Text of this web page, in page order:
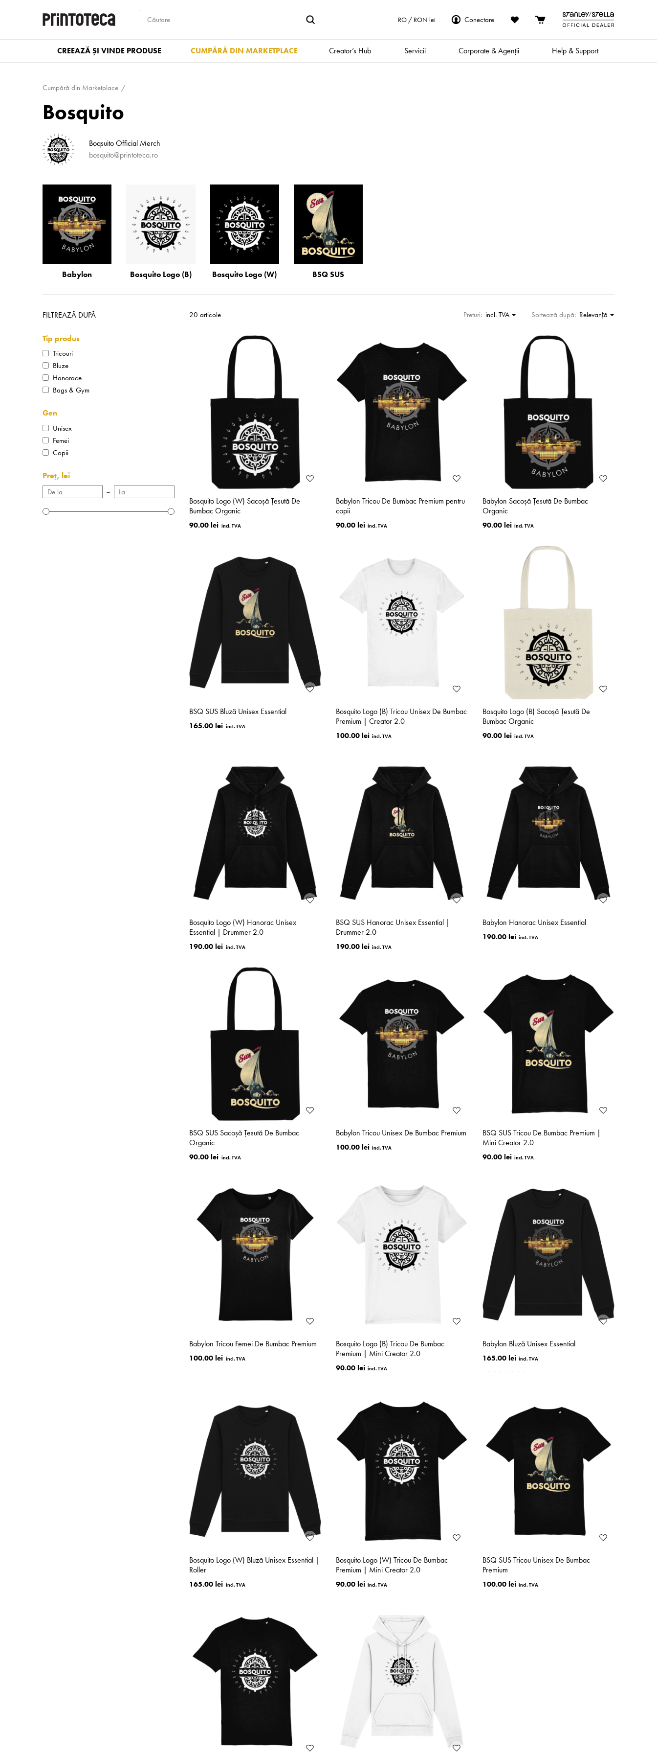
RO / RON lei Conectare
CREEAZĂ ȘI VINDE PRODUSE CUMPĂRĂ DIN MARKETPLACE Creator’s Hub Servicii Corporate & Agenții Help & Support
Cumpără din Marketplace
Bosquito
Boqsuito Official Merch
bosquito@printoteca.ro
Babylon Bosquito Logo (B) Bosquito Logo (W) BSQ SUS
FILTREAZĂ DUPĂ
Tip produs
Tricouri
Bluze
Hanorace
Bags & Gym
Gen
Unisex
Femei
Copii
Preț, lei
–
20 articole Preturi: incl. TVA Sortează după: Relevanţă
Bosquito Logo (W) Sacoșă Țesută De
Bumbac Organic
90.00 lei
Babylon Tricou De Bumbac Premium pentru
copii
90.00 lei
Babylon Sacoșă Țesută De Bumbac
Organic
90.00 lei
BSQ SUS Bluză Unisex Essential
165.00 lei
Bosquito Logo (B) Tricou Unisex De Bumbac
Premium | Creator 2.0
100.00 lei
Bosquito Logo (B) Sacoșă Țesută De
Bumbac Organic
90.00 lei
Bosquito Logo (W) Hanorac Unisex
Essential | Drummer 2.0
190.00 lei
BSQ SUS Hanorac Unisex Essential |
Drummer 2.0
190.00 lei
Babylon Hanorac Unisex Essential
190.00 lei
BSQ SUS Sacoșă Țesută De Bumbac
Organic
90.00 lei
Babylon Tricou Unisex De Bumbac Premium
100.00 lei
BSQ SUS Tricou De Bumbac Premium |
Mini Creator 2.0
90.00 lei
Babylon Tricou Femei De Bumbac Premium
100.00 lei
Bosquito Logo (B) Tricou De Bumbac
Premium | Mini Creator 2.0
90.00 lei
Babylon Bluză Unisex Essential
165.00 lei
Bosquito Logo (W) Bluză Unisex Essential |
Roller
165.00 lei
Bosquito Logo (W) Tricou De Bumbac
Premium | Mini Creator 2.0
90.00 lei
BSQ SUS Tricou Unisex De Bumbac
Premium
100.00 lei